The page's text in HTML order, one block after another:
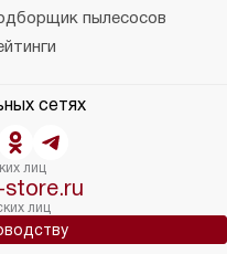
пылесосов
сетях
лиц
store.ru
лиц